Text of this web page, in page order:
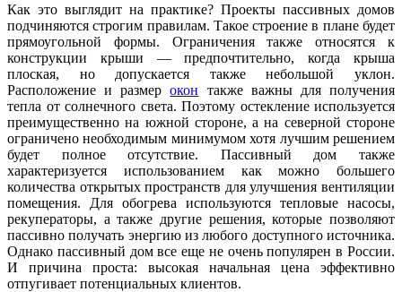
Как это выглядит на практике? Проекты пассивных домов
подчиняются строгим правилам. Такое строение в плане будет
прямоугольной формы. Ограничения также относятся к
конструкции крыши — предпочтительно, когда крыша
плоская, но допускается также небольшой уклон.
Расположение и размерокон также важны для получения
тепла от солнечного света. Поэтому остекление используется
преимущественно на южной стороне, а на северной стороне
ограничено необходимым минимумом хотя лучшим решением
будет полное отсутствие. Пассивный дом также
характеризуется использованием как можно большего
количества открытых пространств для улучшения вентиляции
помещения. Для обогрева используются тепловые насосы,
рекуператоры, а также другие решения, которые позволяют
пассивно получать энергию из любого доступного источника.
Однако пассивный дом все еще не очень популярен в России.
И причина проста: высокая начальная цена эффективно
отпугивает потенциальных клиентов.